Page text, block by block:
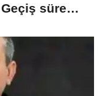
süresi